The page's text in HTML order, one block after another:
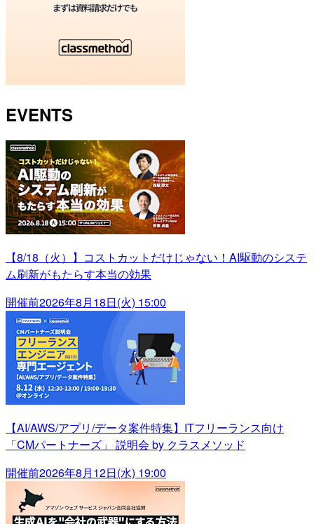
EVENTS
【8/18（火）】コストカットだけじゃない！AI駆動のシステ
ム刷新がもたらす本当の効果
開催前2026年8月18日(火) 15:00
【AI/AWS/アプリ/データ案件特集】ITフリーランス向け
「CMパートナーズ」 説明会 by クラスメソッド
開催前2026年8月12日(水) 19:00